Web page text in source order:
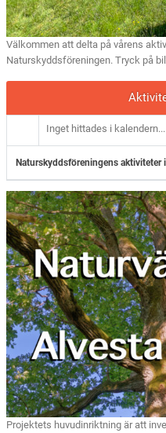
Välkommen att delta på vårens
Naturskyddsföreningen. Tryck på
Inget hittades i kalendern...
Naturskyddsföreningens aktiviteter
Projektets huvudinriktning är att